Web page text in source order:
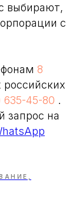
выбирают,
с
8
российских
635-45-80 .
запрос на